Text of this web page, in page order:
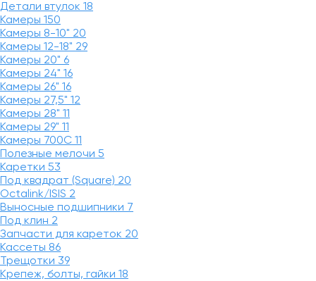
Детали втулок 18
Камеры 150
Камеры 8-10" 20
Камеры 12-18" 29
Камеры 20" 6
Камеры 24" 16
Камеры 26" 16
Камеры 27,5" 12
Камеры 28" 11
Камеры 29" 11
Камеры 700C 11
Полезные мелочи 5
Каретки 53
Под квадрат (Square) 20
Octalink/ISIS 2
Выносные подшипники 7
Под клин 2
Запчасти для кареток 20
Кассеты 86
Трещотки 39
Крепеж, болты, гайки 18